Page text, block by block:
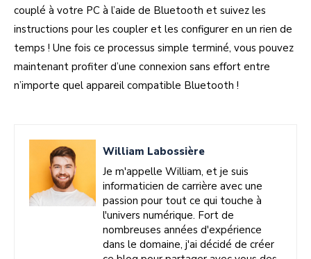
couplé à votre PC à l’aide de Bluetooth et suivez les
instructions pour les coupler et les configurer en un rien de
temps ! Une fois ce processus simple terminé, vous pouvez
maintenant profiter d’une connexion sans effort entre
n’importe quel appareil compatible Bluetooth !
William Labossière
Je m'appelle William, et je suis
informaticien de carrière avec une
passion pour tout ce qui touche à
l'univers numérique. Fort de
nombreuses années d'expérience
dans le domaine, j'ai décidé de créer